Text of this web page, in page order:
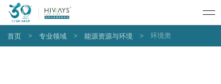
首页 > 专业领域 > 能源资源与环境 > 环境类